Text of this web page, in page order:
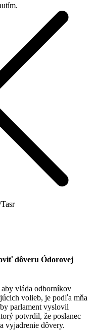
dôveru Ódorovej
vláda odborníkov
volieb, je podľa mňa
parlament vyslovil
potvrdil, že poslanec
vyjadrenie dôvery.